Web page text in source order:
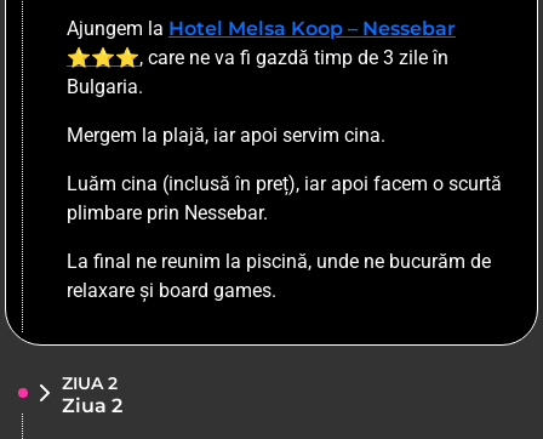
Ajungem la Hotel Melsa Koop – Nessebar
⭐⭐⭐, care ne va fi gazdă timp de 3 zile în
Bulgaria.
Mergem la plajă, iar apoi servim cina.
Luăm cina (inclusă în preț), iar apoi facem o scurtă
plimbare prin Nessebar.
La final ne reunim la piscină, unde ne bucurăm de
relaxare și board games.
ZIUA 2
Ziua 2